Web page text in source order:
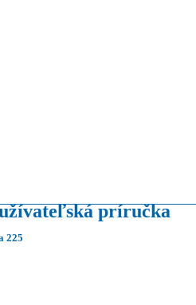
príručka
225